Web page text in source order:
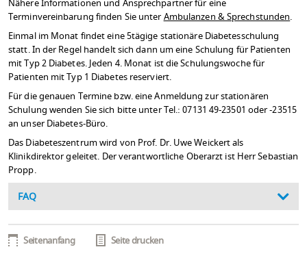
Nähere Informationen und Ansprechpartner für eine
Terminvereinbarung finden Sie unterAmbulanzen & Sprechstunden.
Einmal im Monat findet eine 5tägige stationäre Diabetesschulung
statt. In der Regel handelt sich dann um eine Schulung für Patienten
mit Typ 2 Diabetes. Jeden 4. Monat ist die Schulungswoche für
Patienten mit Typ 1 Diabetes reserviert.
Für die genauen Termine bzw. eine Anmeldung zur stationären
Schulung wenden Sie sich bitte unter Tel.: 07131 49-23501 oder -23515
an unser Diabetes-Büro.
Das Diabeteszentrum wird von Prof. Dr. Uwe Weickert als
Klinikdirektor geleitet. Der verantwortliche Oberarzt ist Herr Sebastian
Propp.
FAQ
Seitenanfang Seite drucken